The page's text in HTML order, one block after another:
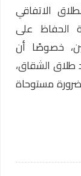
الاتفاقي
الحفاظ على
خصوصًا أن
طلاق الشقاق،
مستوحاة